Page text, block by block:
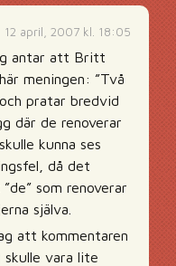
12 april, 2007 kl. 18:05
antar att Britt
meningen: ”Två
pratar bredvid
där de renoverar
kunna ses
då det
som renoverar
själva.
att kommentaren
vara lite